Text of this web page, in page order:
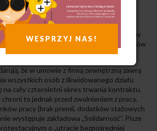
Higieny Szpitalnej i Transportu
Pacjentów. Zatrudnia ona salowe,
się wywożeniem śmieci itp.
wielkiego szpitala. Mają oni trafić do firmy
to prawdopodobnie pogorszenie warunków
że w umowie z firmą zewnętrzną zawrą
wszystkich osób z likwidowanego działu
na cały czteroletni okres trwania kontraktu.
to jednak przed zwolnieniem z pracy,
pracy (brak premii, dodatków stażowych
występuje zakładowa „Solidarność”. Pisze
o „utracie bezpośredniej
WESPRZYJ NAS!